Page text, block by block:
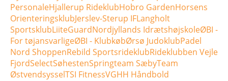
PersonaleHjallerup RideklubHobro GardenHorsens
OrienteringsklubJerslev-Sterup IFLangholt
SportsklubLiiteGuardNordjyllands IdrætshøjskoleØBI -
For tøjansvarligeØBI - KlubkøbØrsø JudoklubPadel
Nord ShoppenRebild SportsrideklubRideklubben Vejle
FjordSelectSøhestenSpringteam SæbyTeam
ØstvendsysselTSI FitnessVGHH Håndbold